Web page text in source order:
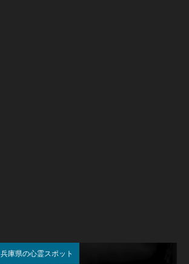
兵庫県の心霊スポット